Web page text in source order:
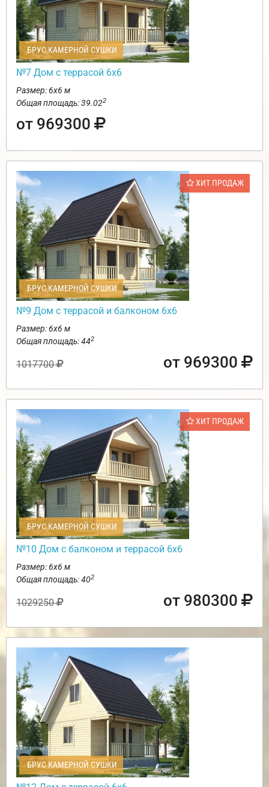
БРУС КАМЕРНОЙ СУШКИ
№7 Дом с террасой 6х6
Размер: 6х6 м
Общая площадь: 39.022
от 969300
ХИТ ПРОДАЖ
БРУС КАМЕРНОЙ СУШКИ
№9 Дом с террасой и балконом 6х6
Размер: 6х6 м
Общая площадь: 442
1017700 от 969300
ХИТ ПРОДАЖ
БРУС КАМЕРНОЙ СУШКИ
№10 Дом с балконом и террасой 6х6
Размер: 6х6 м
Общая площадь: 402
1029250 от 980300
БРУС КАМЕРНОЙ СУШКИ